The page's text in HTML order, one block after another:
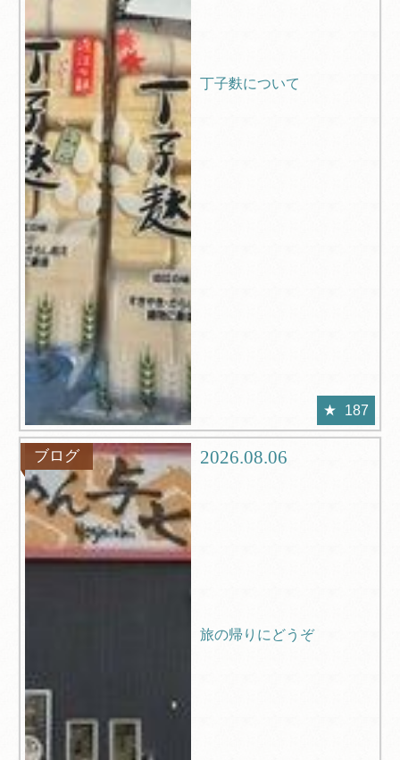
丁子麩について
187
ブログ 2026.08.06
旅の帰りにどうぞ